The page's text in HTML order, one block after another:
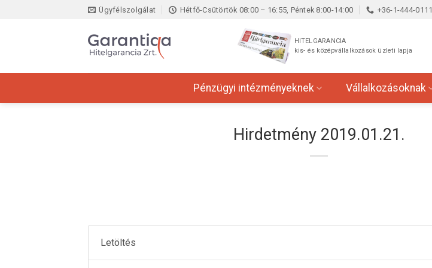
Ügyfélszolgálat Hétfő-Csütörtök 08:00 – 16:55, Péntek 8:00-14:00 +36-1-444-0111
HITELGARANCIA
kis- és középvállalkozások üzleti lapja
Pénzügyi intézményeknek Vállalkozásoknak
Hirdetmény 2019.01.21.
Letöltés